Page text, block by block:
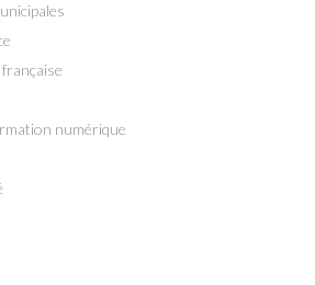
numérique